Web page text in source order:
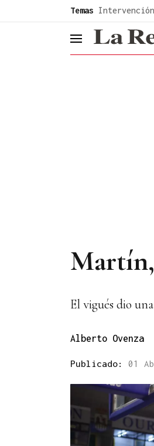
Temas
header.menu.open
El vigués dio
Alberto Ovenza
Publicado: 01